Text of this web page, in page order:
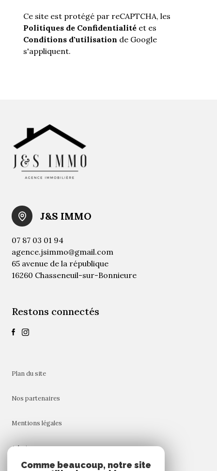
Ce site est protégé par reCAPTCHA, les
Politiques de Confidentialité et es
Conditions d'utilisation de Google
s'appliquent.
J&S IMMO
07 87 03 01 94
agence.jsimmo@gmail.com
65 avenue de la république
16260 Chasseneuil-sur-Bonnieure
Restons connectés
plan du site
nos partenaires
mentions légales
admin
Comme beaucoup, notre site